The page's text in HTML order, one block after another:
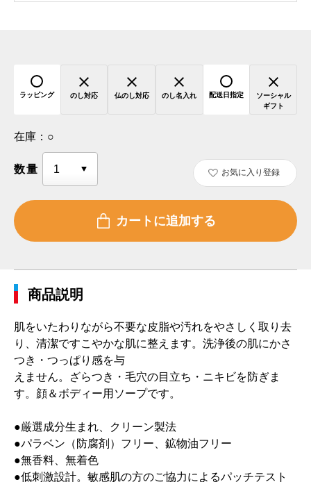
ラッピング のし対応 仏のし対応 のし名入れ 配送日指定
ソーシャル
ギフト
在庫： ○
数量 お気に入り登録
商品説明
肌をいたわりながら不要な皮脂や汚れをやさしく取り去
り、清潔ですこやかな肌に整えます。洗浄後の肌にかさ
つき・つっぱり感を与
えません。ざらつき・毛穴の目立ち・ニキビを防ぎま
す。顔＆ボディー用ソープです。
●厳選成分生まれ、クリーン製法
●パラベン（防腐剤）フリー、鉱物油フリー
●無香料、無着色
●低刺激設計。敏感肌の方のご協力によるパッチテスト